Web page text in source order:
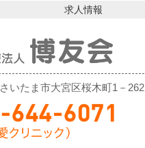
求人情報
さいたま市大宮区桜木町1－262